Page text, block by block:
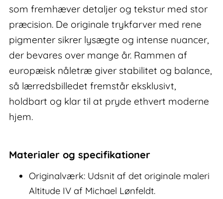
som fremhæver detaljer og tekstur med stor
præcision. De originale trykfarver med rene
pigmenter sikrer lysægte og intense nuancer,
der bevares over mange år. Rammen af
europæisk nåletræ giver stabilitet og balance,
så lærredsbilledet fremstår eksklusivt,
holdbart og klar til at pryde ethvert moderne
hjem.
Materialer og specifikationer
Originalværk: Udsnit af det originale maleri
Altitude IV af Michael Lønfeldt.